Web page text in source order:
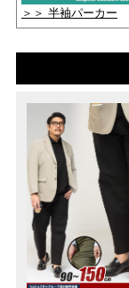
＞＞ 半袖パーカー